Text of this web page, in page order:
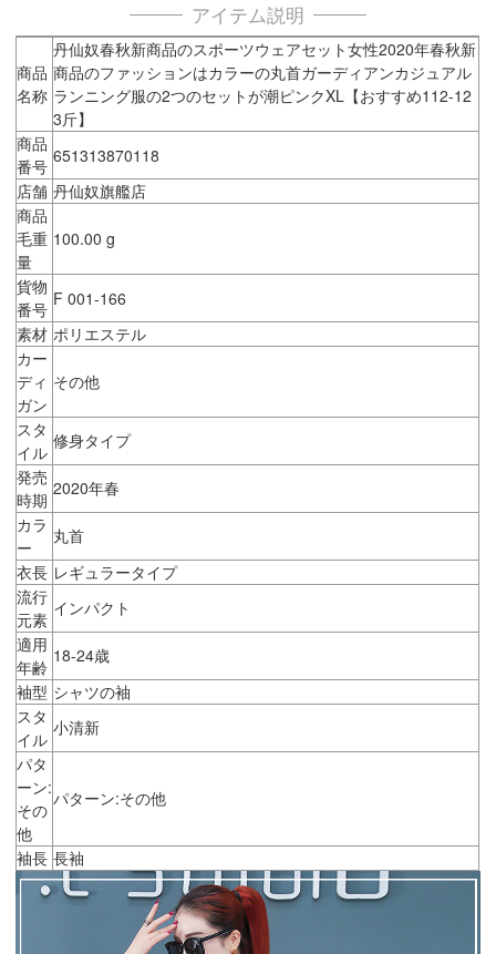
アイテム説明
商品
名称
丹仙奴春秋新商品のスポーツウェアセット女性2020年春秋新
商品のファッションはカラーの丸首ガーディアンカジュアル
ランニング服の2つのセットが潮ピンクXL【おすすめ112-12
3斤】
商品
番号 651313870118
店舗 丹仙奴旗艦店
商品
毛重
量
100.00 g
貨物
番号 F 001-166
素材 ポリエステル
カー
ディ
ガン
その他
スタ
イル
修身タイプ
発売
時期
2020年春
カラ
ー
丸首
衣長 レギュラータイプ
流行
元素
インパクト
適用
年齢
18-24歳
袖型 シャツの袖
スタ
イル
小清新
パタ
ーン:
その
他
パターン:その他
袖長 長袖